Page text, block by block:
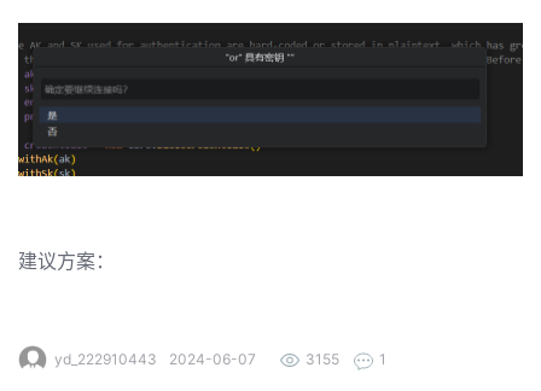
主
页
的
开
发
建议方案：
yd_222910443 2024-06-07 3155 1